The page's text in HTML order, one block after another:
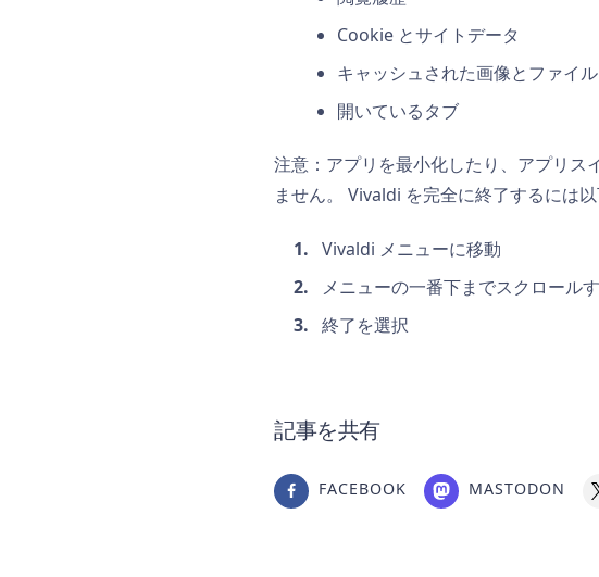
Cookie とサイトデータ
キャッシュされた画像とファイル
開いているタブ
注意：アプリを最小化したり、アプリス
ません。 Vivaldi を完全に終了するには
Vivaldi メニューに移動
メニューの一番下までスクロール
終了を選択
記事を共有
FACEBOOK MASTODON